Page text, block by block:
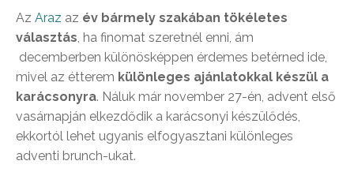
Az Araz az év bármely szakában tökéletes
választás, ha finomat szeretnél enni, ám
decemberben különösképpen érdemes betérned ide,
mivel az étterem különleges ajánlatokkal készül a
karácsonyra. Náluk már november 27-én, advent első
vasárnapján elkezdődik a karácsonyi készülődés,
ekkortól lehet ugyanis elfogyasztani különleges
adventi brunch-ukat.